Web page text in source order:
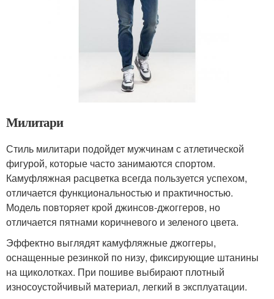
Милитари
Стиль милитари подойдет мужчинам с атлетической
фигурой, которые часто занимаются спортом.
Камуфляжная расцветка всегда пользуется успехом,
отличается функциональностью и практичностью.
Модель повторяет крой джинсов-джоггеров, но
отличается пятнами коричневого и зеленого цвета.
Эффектно выглядят камуфляжные джоггеры,
оснащенные резинкой по низу, фиксирующие штанины
на щиколотках. При пошиве выбирают плотный
износоустойчивый материал, легкий в эксплуатации.